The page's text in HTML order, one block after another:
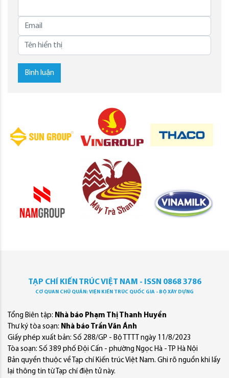
Bình luận
TẠP CHÍ KIẾN TRÚC VIỆT NAM - ISSN 0868 3786
CƠ QUAN CHỦ QUẢN: VIỆN KIẾN TRÚC QUỐC GIA - BỘ XÂY DỰNG
Tổng Biên tập: Nhà báo Phạm Thị Thanh Huyền
Thư ký tòa soạn: Nhà báo Trần Văn Ánh
Giấy phép xuất bản: Số 288/GP - Bộ TTTT ngày 11/8/2023
Tòa soạn: Số 389 phố Đội Cấn - phường Ngọc Hà - TP Hà Nội
Bản quyền thuộc về Tạp chí Kiến trúc Việt Nam. Ghi rõ nguồn khi lấy
lại thông tin từ Tạp chí điện tử này.